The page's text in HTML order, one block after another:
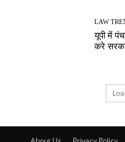
LAW
यूपी में
करे